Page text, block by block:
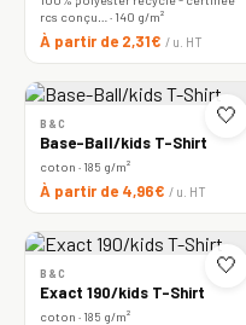
rcs conçu… · 140 g/m²
À partir de 2,31€ / u. HT
🤍
B&C
Base-Ball/kids T-Shirt
coton · 185 g/m²
À partir de 4,96€ / u. HT
🤍
B&C
Exact 190/kids T-Shirt
coton · 185 g/m²